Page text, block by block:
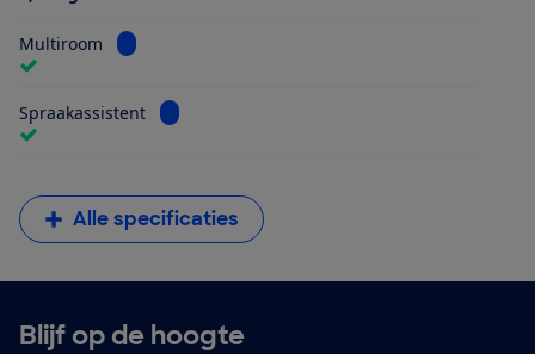
Multiroom Bekijk informatie voor Multiroom
Spraakassistent Bekijk informatie voor Spraakassistent
Alle specificaties
Blijf op de hoogte